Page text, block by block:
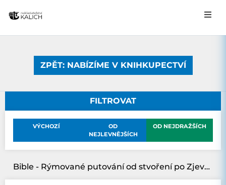
ZPĚT: NABÍZÍME V KNIHKUPECTVÍ
FILTROVAT
VÝCHOZÍ
OD
NEJLEVNĚJŠÍCH
OD NEJDRAŽŠÍCH
Bible - Rýmované putování od stvoření po Zjevení